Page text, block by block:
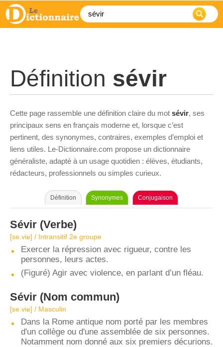
Définition sévir
Cette page rassemble une définition claire du mot sévir, ses
principaux sens en français moderne et, lorsque c’est
pertinent, des synonymes, contraires, exemples d’emploi et
liens utiles. Le-Dictionnaire.com propose un dictionnaire
généraliste, adapté à un usage quotidien : élèves, étudiants,
rédacteurs, professionnels ou simples curieux.
Définition Synonymes Conjugaison
Sévir (Verbe)
[se.viʁ] / Intransitif 2e groupe
Exercer la répression avec rigueur, contre les
personnes, leurs actes.
(Figuré) Agir avec violence, en parlant d’un fléau.
Sévir (Nom commun)
[se.viʁ] / Masculin
Dans la Rome antique nom porté par les membres
d'un collège ou d'une assemblée de six personnes.
Notamment nom donné aux six premiers décurions.